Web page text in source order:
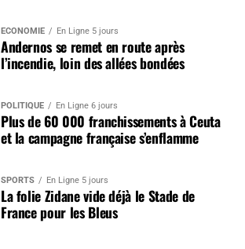
ÉCONOMIE En Ligne 5 jours
Andernos se remet en route après
l’incendie, loin des allées bondées
POLITIQUE En Ligne 6 jours
Plus de 60 000 franchissements à Ceuta
et la campagne française s’enflamme
SPORTS En Ligne 5 jours
La folie Zidane vide déjà le Stade de
France pour les Bleus